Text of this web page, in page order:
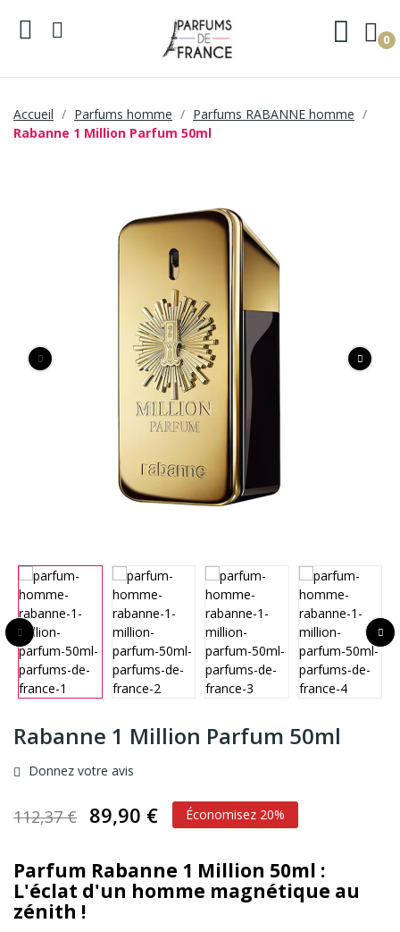
0
Accueil Parfums homme
Parfums RABANNE homme
Rabanne 1 Million Parfum 50ml
Rabanne 1 Million Parfum 50ml
Donnez votre avis
112,37 € 89,90 € Économisez 20%
Parfum Rabanne 1 Million 50ml :
L'éclat d'un homme magnétique au
zénith !